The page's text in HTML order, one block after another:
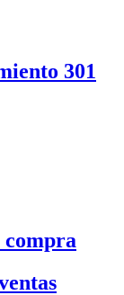
301
compra